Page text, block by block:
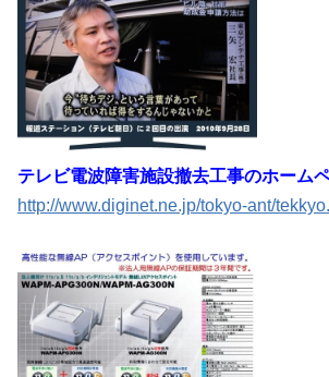
テレビ電波障害施設撤去工事のホーム
http://www.diginet.ne.jp/tokyo-ant/